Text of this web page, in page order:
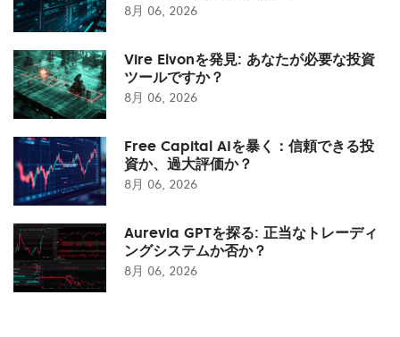
8月 06, 2026
Vire Elvonを発見: あなたが必要な投資
ツールですか？
8月 06, 2026
Free Capital AIを暴く：信頼できる投
資か、過大評価か？
8月 06, 2026
Aurevia GPTを探る: 正当なトレーディ
ングシステムか否か？
8月 06, 2026